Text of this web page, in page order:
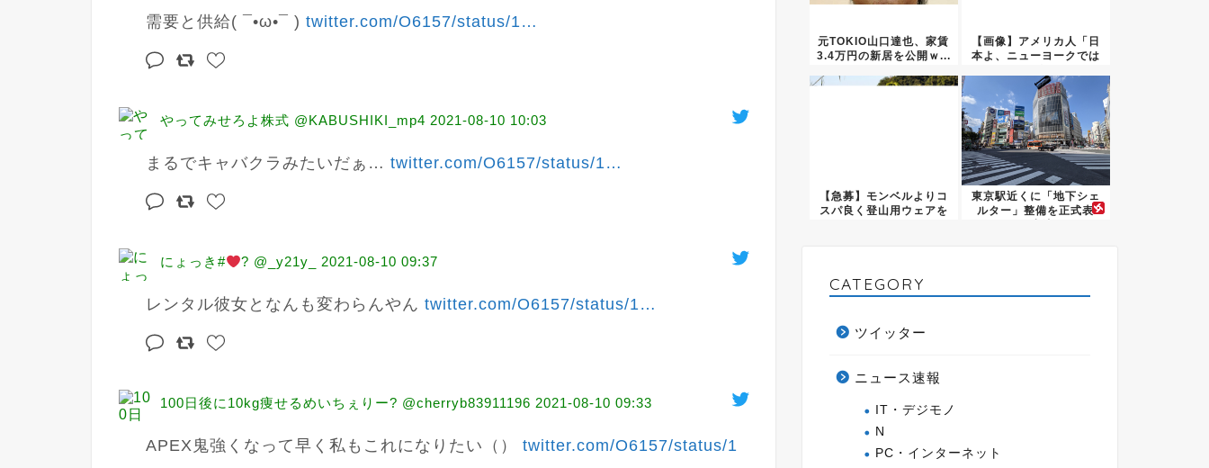
需要と供給( ¯•ω•¯ ) twitter.com/O6157/status/1…
やってみせろよ株式 @KABUSHIKI_mp4 2021-08-10 10:03
まるでキャバクラみたいだぁ… twitter.com/O6157/status/1…
にょっき# ? @_y21y_ 2021-08-10 09:37
レンタル彼女となんも変わらんやん twitter.com/O6157/status/1…
100日後に10kg痩せるめいちぇりー? @cherryb83911196 2021-08-10 09:33
APEX鬼強くなって早く私もこれになりたい（） twitter.com/O6157/status/1
元TOKIO山口達也、家賃
3.4万円の新居を公開ｗ...
【画像】アメリカ人「日
本よ、ニューヨークでは
【急募】モンベルよりコ
スパ良く登山用ウェアを
東京駅近くに「地下シェ
ルター」整備を正式表
CATEGORY
ツイッター
ニュース速報
IT・デジモノ
N
PC・インターネット